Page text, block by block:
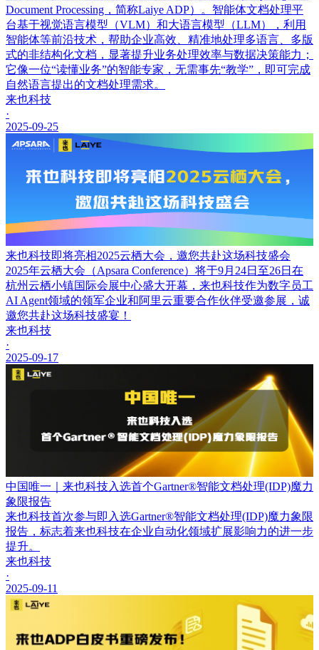
Document Processing，简称Laiye ADP）。智能体文档处理平
台基于视觉语言模型（VLM）和大语言模型（LLM），利用
智能体等前沿技术，帮助企业高效、精准地处理多语言、多版
式的非结构化文档，显著提升业务处理效率与数据决策能力；
它像一位“读懂业务”的智能专家，无需事先“教学”，即可完成
自然语言提出的文档处理需求。
来也科技
·
2025-09-25
来也科技即将亮相2025云栖大会，邀您共赴这场科技盛会
2025年云栖大会（Apsara Conference）将于9月24日至26日在
杭州云栖小镇国际会展中心盛大开幕，来也科技作为数字员工
AI Agent领域的领军企业和阿里云重要合作伙伴受邀参展，诚
邀您共赴这场科技盛宴！
来也科技
·
2025-09-17
中国唯一｜来也科技入选首个Gartner®智能文档处理(IDP)魔力
象限报告
来也科技首次参与即入选Gartner®智能文档处理(IDP)魔力象限
报告，标志着来也科技在企业自动化领域扩展影响力的进一步
提升。
来也科技
·
2025-09-11